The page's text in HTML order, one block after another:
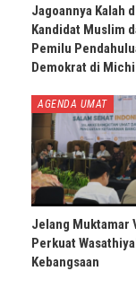
Jagoannya Kalah
Kandidat Muslim
Pemilu
Demokrat di
AGENDA UMAT
Jelang Muktamar
Perkuat
Kebangsaan